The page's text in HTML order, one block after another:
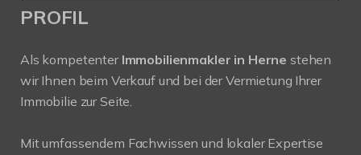
PROFIL
Als kompetenter Immobilienmakler in Herne stehen
wir Ihnen beim Verkauf und bei der Vermietung Ihrer
Immobilie zur Seite.
Mit umfassendem Fachwissen und lokaler Expertise